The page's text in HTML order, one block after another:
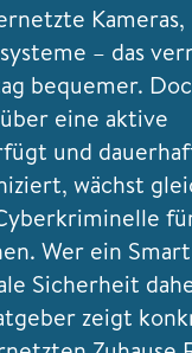
Kameras,
– das
bequemer.
eine aktive
und
wächst
Wer ein
Sicherheit
zeigt